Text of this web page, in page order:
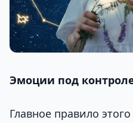
Эмоции под
Главное правило